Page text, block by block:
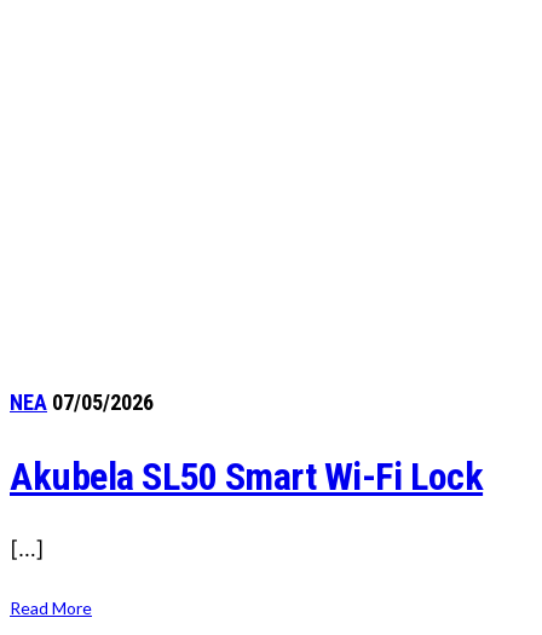
ΝΕΑ 07/05/2026
Akubela SL50 Smart Wi-Fi Lock
[…]
Read More